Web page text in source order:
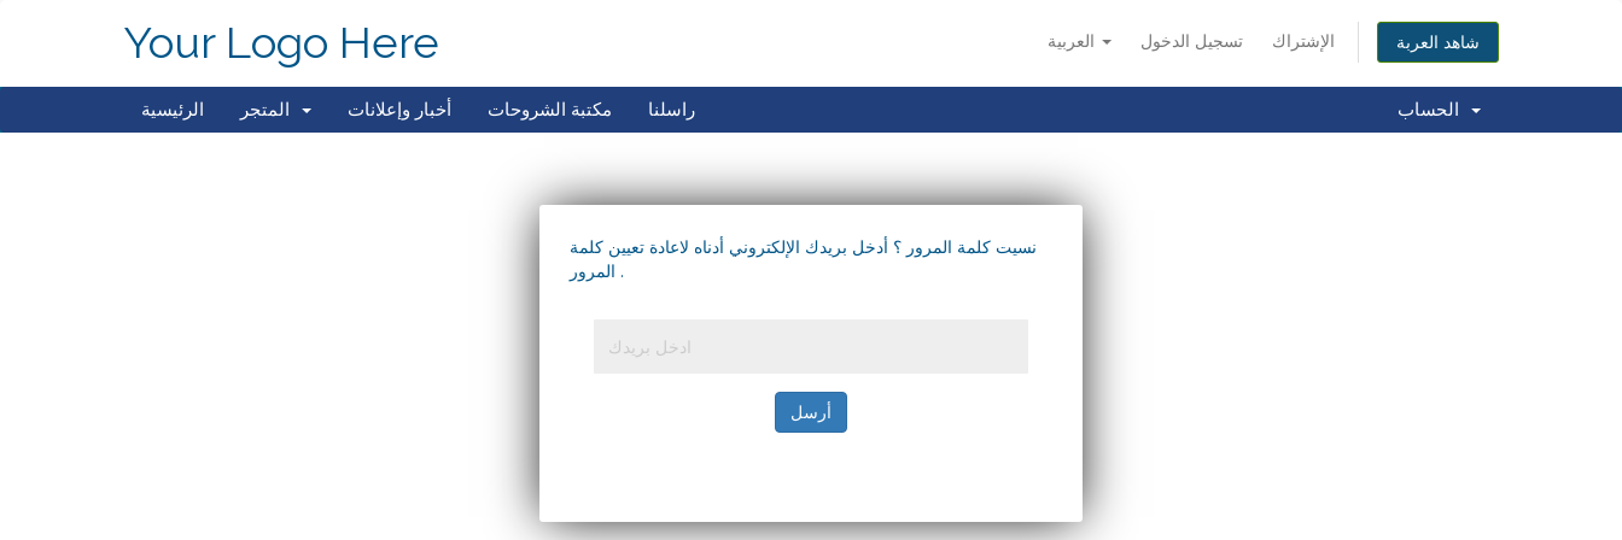
تسجيل الدخول الإشتراك شاهد العربة Your Logo Here
الرئيسية أخبار وإعلانات مكتبة الشروحات راسلنا
نسيت كلمة المرور ؟ أدخل بريدك الإلكتروني أدناه لاعادة تعيين كلمة
المرور .
أرسل